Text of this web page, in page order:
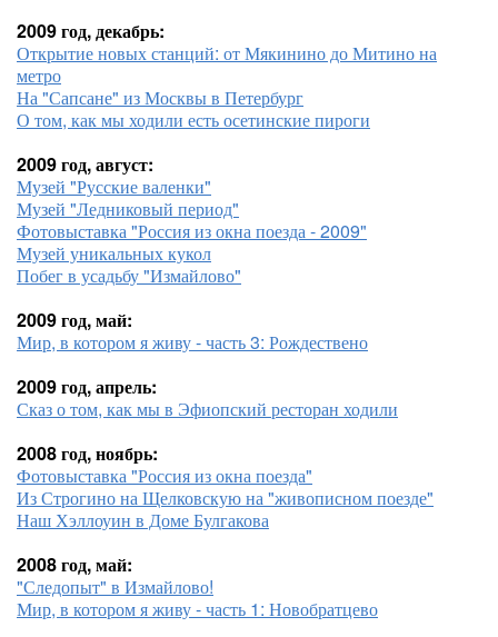
2009 год, декабрь:
Открытие новых станций: от Мякинино до Митино на
метро
На "Сапсане" из Москвы в Петербург
О том, как мы ходили есть осетинские пироги
2009 год, август:
Музей "Русские валенки"
Музей "Ледниковый период"
Фотовыставка "Россия из окна поезда - 2009"
Музей уникальных кукол
Побег в усадьбу "Измайлово"
2009 год, май:
Мир, в котором я живу - часть 3: Рождествено
2009 год, апрель:
Сказ о том, как мы в Эфиопский ресторан ходили
2008 год, ноябрь:
Фотовыставка "Россия из окна поезда"
Из Строгино на Щелковскую на "живописном поезде"
Наш Хэллоуин в Доме Булгакова
2008 год, май:
"Следопыт" в Измайлово!
Мир, в котором я живу - часть 1: Новобратцево